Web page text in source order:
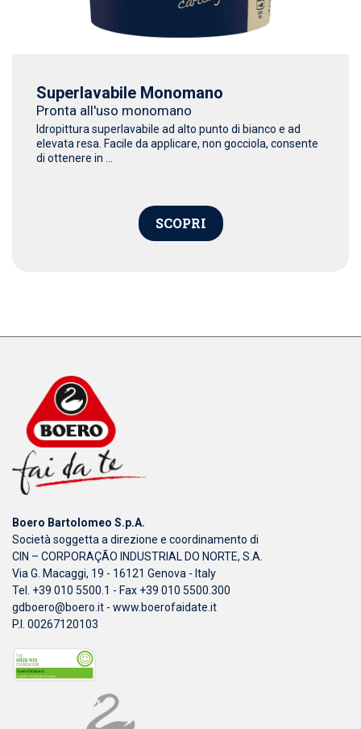
Superlavabile Monomano
Pronta all'uso monomano
Idropittura superlavabile ad alto punto di bianco e ad
elevata resa. Facile da applicare, non gocciola, consente
di ottenere in ...
SCOPRI
Boero Bartolomeo S.p.A.
Società soggetta a direzione e coordinamento di
CIN – CORPORAÇÃO INDUSTRIAL DO NORTE, S.A.
Via G. Macaggi, 19 - 16121 Genova - Italy
Tel. +39 010 5500.1 - Fax +39 010 5500.300
gdboero@boero.it - www.boerofaidate.it
P.I. 00267120103